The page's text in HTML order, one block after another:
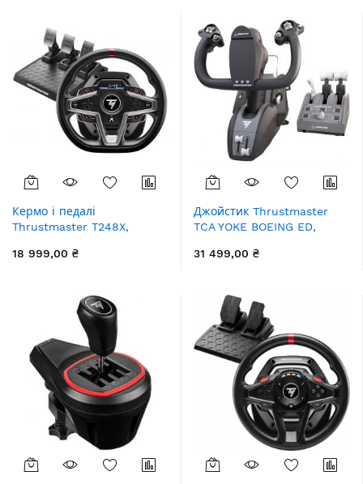
Кермо і педалі
Thrustmaster T248X,
18 999,00 ₴
Джойстик Thrustmaster
TCA YOKE BOEING ED,
31 499,00 ₴